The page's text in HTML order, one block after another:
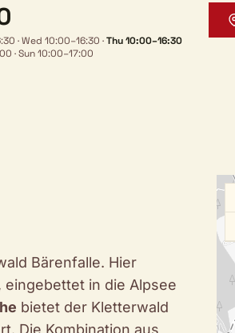
·Wed 10:00–16:30 ·Thu 10:00–16:30
·Sun 10:00–17:00
Bärenfalle. Hier
in die Alpsee
bietet der Kletterwald
Die Kombination aus